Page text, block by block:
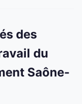
des
du
Saône-